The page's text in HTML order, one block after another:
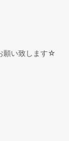
願い致します☆